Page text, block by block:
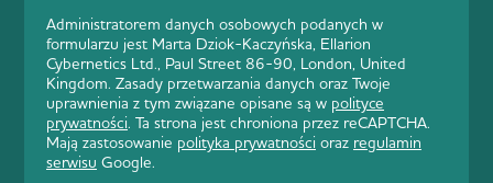
Administratorem danych osobowych podanych w
formularzu jest Marta Dziok-Kaczyńska, Ellarion
Cybernetics Ltd., Paul Street 86-90, London, United
Kingdom. Zasady przetwarzania danych oraz Twoje
uprawnienia z tym związane opisane są w polityce
prywatności. Ta strona jest chroniona przez reCAPTCHA.
Mają zastosowanie polityka prywatności oraz regulamin
serwisu Google.